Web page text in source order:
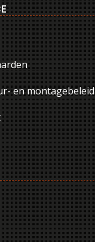
en montagebeleid